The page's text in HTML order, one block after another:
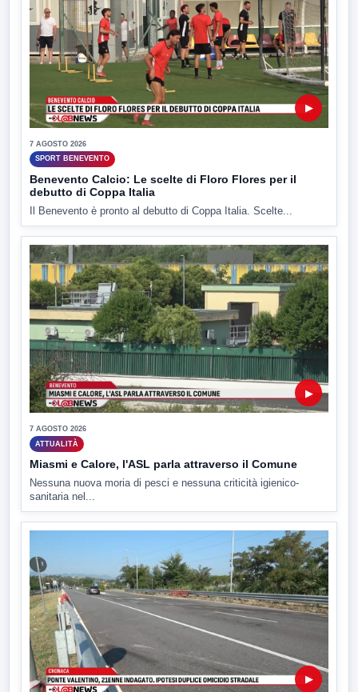
▶
7 AGOSTO 2026
SPORT BENEVENTO
Benevento Calcio: Le scelte di Floro Flores per il
debutto di Coppa Italia
Il Benevento è pronto al debutto di Coppa Italia. Scelte...
▶
7 AGOSTO 2026
ATTUALITÀ
Miasmi e Calore, l'ASL parla attraverso il Comune
Nessuna nuova moria di pesci e nessuna criticità igienico-
sanitaria nel...
▶